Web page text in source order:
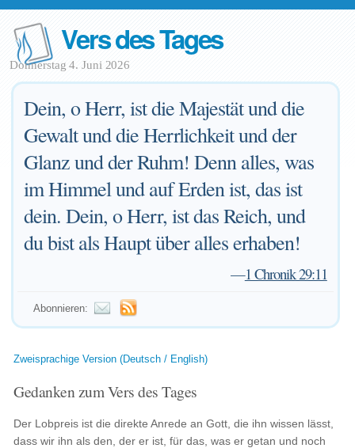
Vers des Tages
Donnerstag 4. Juni 2026
Dein, o Herr, ist die Majestät und die
Gewalt und die Herrlichkeit und der
Glanz und der Ruhm! Denn alles, was
im Himmel und auf Erden ist, das ist
dein. Dein, o Herr, ist das Reich, und
du bist als Haupt über alles erhaben!
—1 Chronik 29:11
Abonnieren:
Zweisprachige Version (Deutsch / English)
Gedanken zum Vers des Tages
Der Lobpreis ist die direkte Anrede an Gott, die ihn wissen lässt,
dass wir ihn als den, der er ist, für das, was er getan und noch